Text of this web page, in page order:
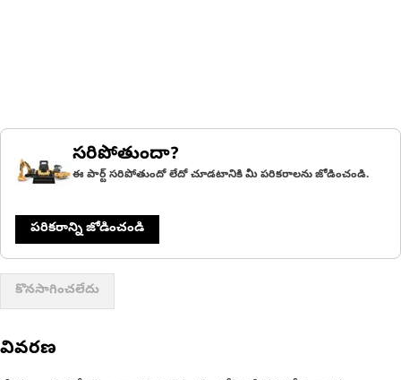
సరిపోతుందా?
ఈ పార్ట్ సరిపోతుందో లేదో చూడటానికి మీ పరికరాలను జోడించండి.
పరికరాన్ని జోడించండి
కొనసాగించలేదు
వివరణ